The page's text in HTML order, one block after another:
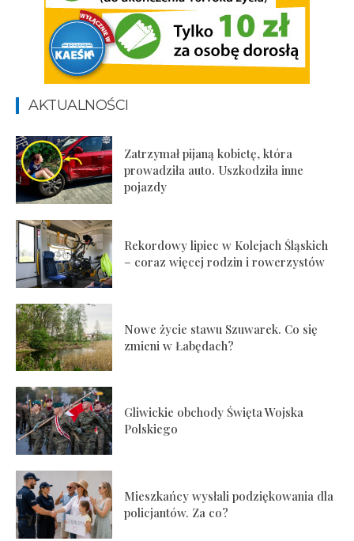
AKTUALNOŚCI
Zatrzymał pijaną kobietę, która
prowadziła auto. Uszkodziła inne
pojazdy
Rekordowy lipiec w Kolejach Śląskich
– coraz więcej rodzin i rowerzystów
Nowe życie stawu Szuwarek. Co się
zmieni w Łabędach?
Gliwickie obchody Święta Wojska
Polskiego
Mieszkańcy wysłali podziękowania dla
policjantów. Za co?